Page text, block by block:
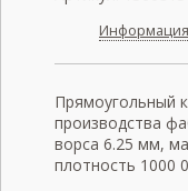
Прямоугольный
производства
ворса 6.25 мм,
плотность 1000